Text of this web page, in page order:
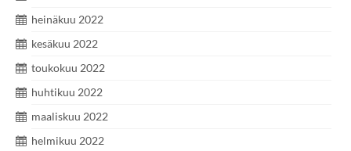
heinäkuu 2022
kesäkuu 2022
toukokuu 2022
huhtikuu 2022
maaliskuu 2022
helmikuu 2022